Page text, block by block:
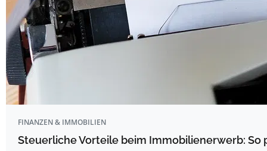
FINANZEN & IMMOBILIEN
Steuerliche Vorteile beim Immobilienerwerb: